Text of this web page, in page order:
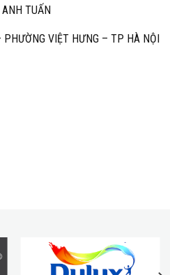
TUẤN
VIỆT HƯNG – TP HÀ NỘI